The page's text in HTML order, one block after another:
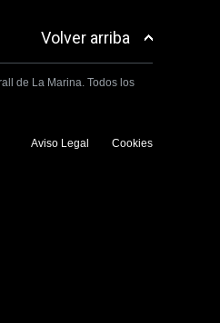
Volver arriba
de La Marina. Todos los
Aviso Legal Cookies